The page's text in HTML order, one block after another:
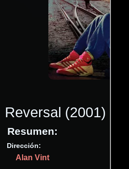
Reversal (2001)
Resumen:
Dirección:
Alan Vint